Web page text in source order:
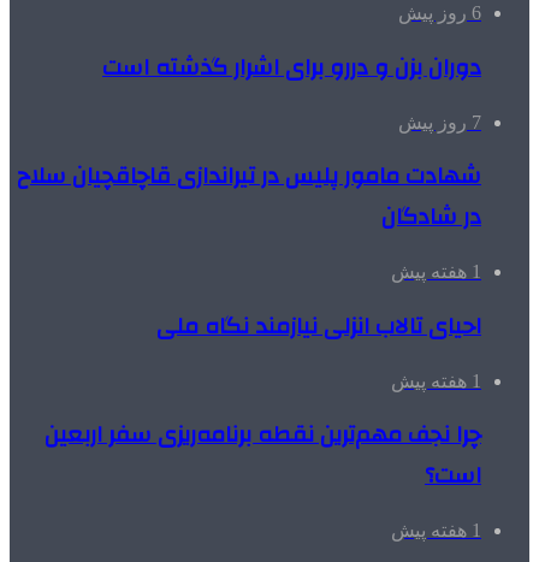
6 روز پیش
دوران بزن و دررو برای اشرار گذشته است
7 روز پیش
شهادت مامور پلیس در تیراندازی قاچاقچیان سلاح
در شادگان
1 هفته پیش
احیای تالاب انزلی نیازمند نگاه ملی
1 هفته پیش
چرا نجف مهم‌ترین نقطه برنامه‌ریزی سفر اربعین
است؟
1 هفته پیش